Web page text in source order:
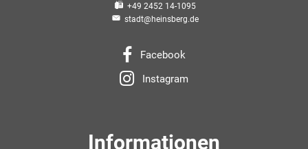
+49 2452 14-1095
stadt@heinsberg.de
Facebook
Instagram
Informationen